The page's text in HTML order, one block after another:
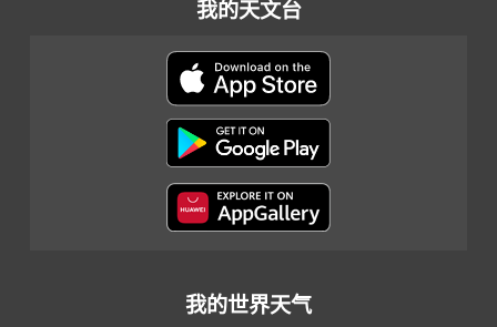
我的天文台
我的世界天气